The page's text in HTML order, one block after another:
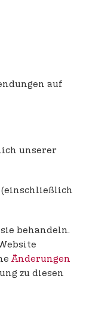
auf
unserer
behandeln.
Änderungen
zu diesen